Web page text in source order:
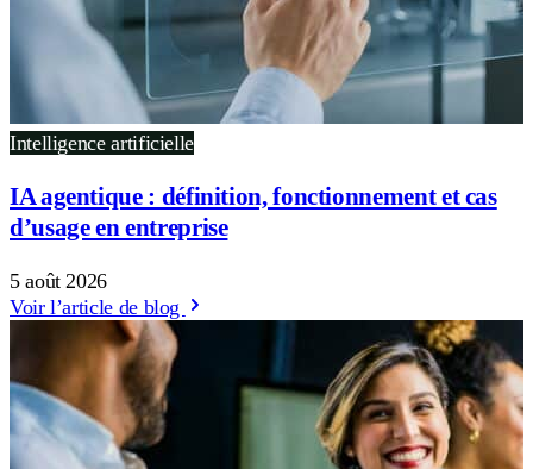
Intelligence artificielle
IA agentique : définition, fonctionnement et cas
d’usage en entreprise
5 août 2026
Voir l’article de blog